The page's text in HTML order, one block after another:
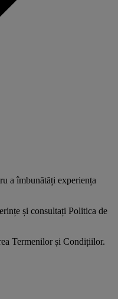
a îmbunătăți experiența
și consultați Politica de
Termenilor și Condițiilor.